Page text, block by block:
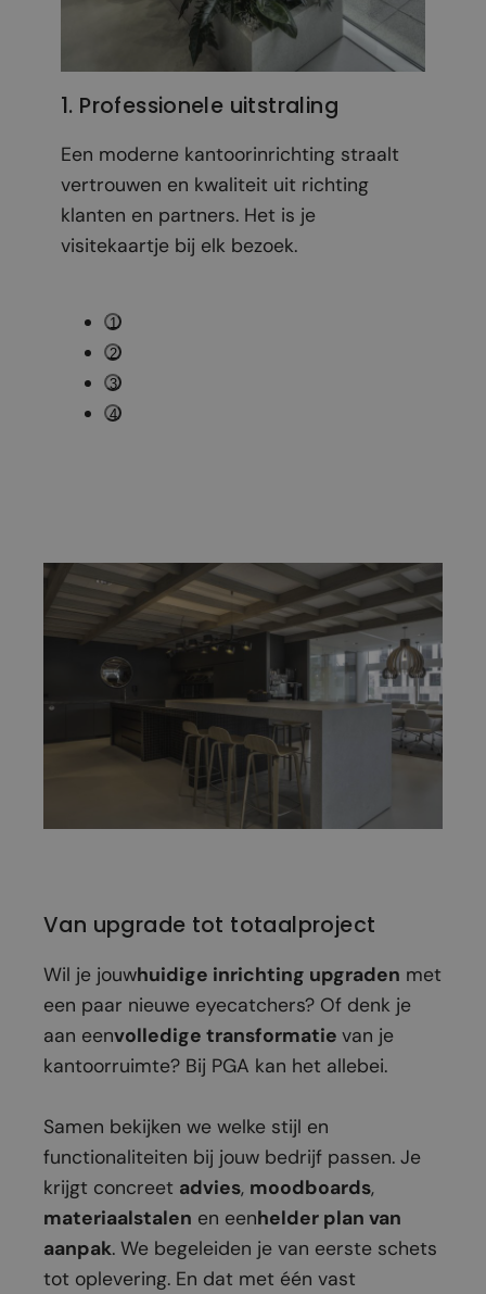
1. Professionele uitstraling
Een moderne kantoorinrichting straalt
vertrouwen en kwaliteit uit richting
klanten en partners. Het is je
visitekaartje bij elk bezoek.
1
2
3
4
Van upgrade tot totaalproject
Wil je jouwhuidige inrichting upgraden met
een paar nieuwe eyecatchers? Of denk je
aan eenvolledige transformatie van je
kantoorruimte? Bij PGA kan het allebei.
Samen bekijken we welke stijl en
functionaliteiten bij jouw bedrijf passen. Je
krijgt concreet advies, moodboards,
materiaalstalen en eenhelder plan van
aanpak. We begeleiden je van eerste schets
tot oplevering. En dat met één vast